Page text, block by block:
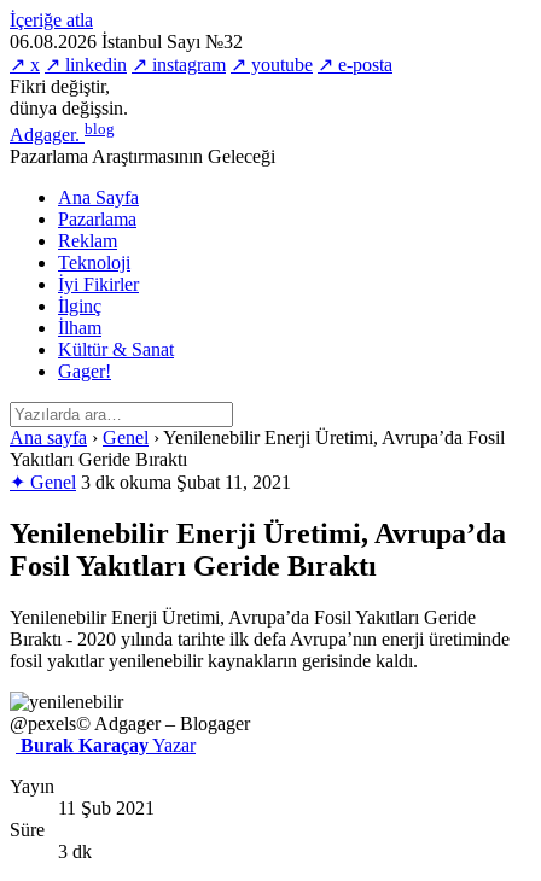
İçeriğe atla
06.08.2026 İstanbul Sayı №32
↗ x ↗ linkedin ↗ instagram ↗ youtube ↗ e-posta
Fikri değiştir,
dünya değişsin.
Adgager. blog
Pazarlama Araştırmasının Geleceği
Ana Sayfa
Pazarlama
Reklam
Teknoloji
İyi Fikirler
İlginç
İlham
Kültür & Sanat
Gager!
Ana sayfa › Genel ›Yenilenebilir Enerji Üretimi, Avrupa’da Fosil
Yakıtları Geride Bıraktı
✦ Genel 3 dk okuma Şubat 11, 2021
Yenilenebilir Enerji Üretimi, Avrupa’da
Fosil Yakıtları Geride Bıraktı
Yenilenebilir Enerji Üretimi, Avrupa’da Fosil Yakıtları Geride
Bıraktı - 2020 yılında tarihte ilk defa Avrupa’nın enerji üretiminde
fosil yakıtlar yenilenebilir kaynakların gerisinde kaldı.
@pexels© Adgager – Blogager
Burak KaraçayYazar
Yayın
11 Şub 2021
Süre
3 dk